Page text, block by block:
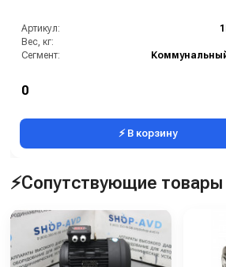
Артикул:
Вес, кг:
Сегмент:
0
⚡ В корзину
⚡Сопутствующие товары